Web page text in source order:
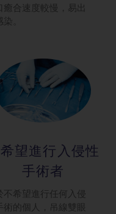
癒合速度較慢，易出
染。
望進行入 侵性
手術者
不希望進行任何入侵
術的個人，吊線雙眼